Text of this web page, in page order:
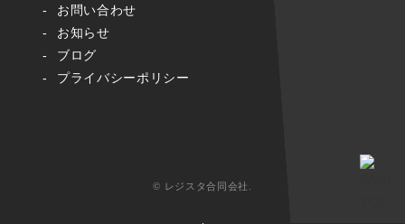
お問い合わせ
お知らせ
ブログ
プライバシーポリシー
© レジスタ合同会社.